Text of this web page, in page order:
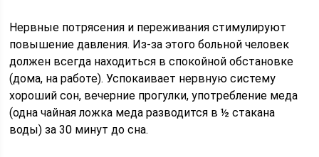
Нервные потрясения и переживания стимулируют
повышение давления. Из-за этого больной человек
должен всегда находиться в спокойной обстановке
(дома, на работе). Успокаивает нервную систему
хороший сон, вечерние прогулки, употребление меда
(одна чайная ложка меда разводится в ½ стакана
воды) за 30 минут до сна.